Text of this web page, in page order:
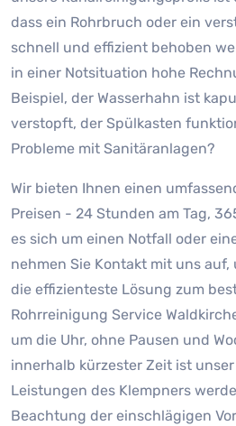
dass ein Rohrbruch oder ein
schnell und effizient behoben
in einer Notsituation hohe
Beispiel, der Wasserhahn ist
verstopft, der Spülkasten
Probleme mit Sanitäranlagen?
Wir bieten Ihnen einen
Preisen - 24 Stunden am Tag,
es sich um einen Notfall oder
nehmen Sie Kontakt mit uns
die effizienteste Lösung zum
Rohrreinigung Service
um die Uhr, ohne Pausen und
innerhalb kürzester Zeit ist
Leistungen des Klempners
Beachtung der einschlägigen